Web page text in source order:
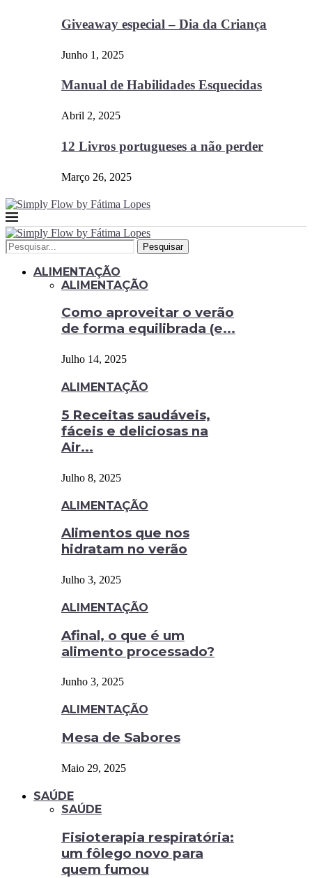
Giveaway especial – Dia da Criança
Junho 1, 2025
Manual de Habilidades Esquecidas
Abril 2, 2025
12 Livros portugueses a não perder
Março 26, 2025
Pesquisar
ALIMENTAÇÃO
ALIMENTAÇÃO
Como aproveitar o verão
de forma equilibrada (e...
Julho 14, 2025
ALIMENTAÇÃO
5 Receitas saudáveis,
fáceis e deliciosas na
Air...
Julho 8, 2025
ALIMENTAÇÃO
Alimentos que nos
hidratam no verão
Julho 3, 2025
ALIMENTAÇÃO
Afinal, o que é um
alimento processado?
Junho 3, 2025
ALIMENTAÇÃO
Mesa de Sabores
Maio 29, 2025
SAÚDE
SAÚDE
Fisioterapia respiratória:
um fôlego novo para
quem fumou